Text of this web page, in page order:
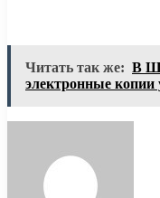
Читать так же: В
электронные